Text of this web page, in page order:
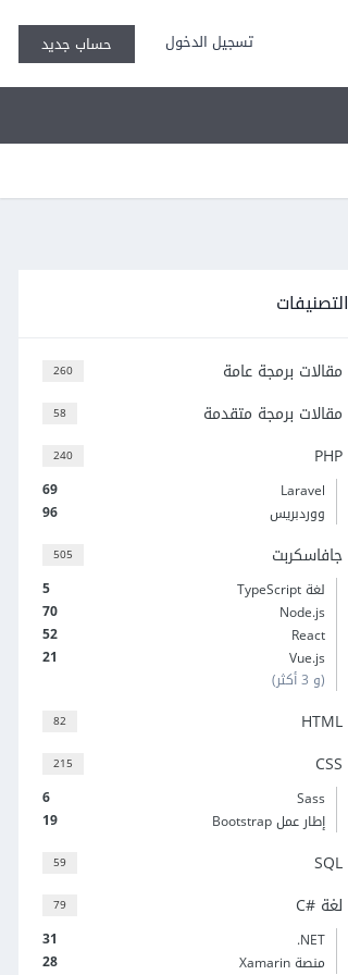
تسجيل الدخول حساب جديد
التصنيفات
260 مقالات برمجة عامة
58 مقالات برمجة متقدمة
240 PHP
69
Laravel
96
ووردبريس
505 جافاسكربت
5
لغة TypeScript
70
Node.js
52
React
21
Vue.js
(و 3 أكثر)
82 HTML
215 CSS
6
Sass
19
إطار عمل Bootstrap
59 SQL
79 لغة C#‎
31
‎.NET
28
منصة Xamarin